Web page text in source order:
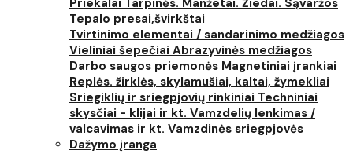
Priekalai Tarpinės. Manžetai. Žiedai. Sąvaržos
Tepalo presai,švirkštai
Tvirtinimo elementai / sandarinimo medžiagos
Vieliniai šepečiai Abrazyvinės medžiagos
Darbo saugos priemonės Magnetiniai įrankiai
Replės. žirklės, skylamušiai, kaltai, žymekliai
Sriegiklių ir sriegpjovių rinkiniai Techniniai
skysčiai - klijai ir kt. Vamzdelių lenkimas /
valcavimas ir kt. Vamzdinės sriegpjovės
Dažymo įranga